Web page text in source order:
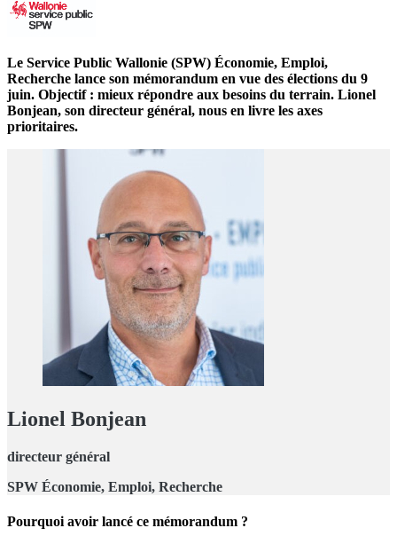
Le Service Public Wallonie (SPW) Économie, Emploi,
Recherche lance son mémorandum en vue des élections du 9
juin. Objectif : mieux répondre aux besoins du terrain. Lionel
Bonjean, son directeur général, nous en livre les axes
prioritaires.
Lionel Bonjean
directeur général
SPW Économie, Emploi, Recherche
Pourquoi avoir lancé ce mémorandum ?